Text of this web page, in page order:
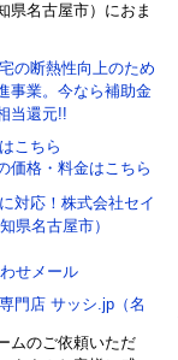
県名古屋市）におま
価格・料金はこちら
ムのご依頼いただ